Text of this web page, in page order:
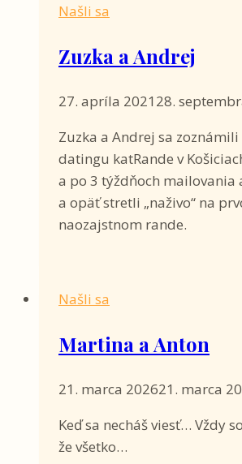
Našli sa
Zuzka a Andrej
27. apríla 2021 28.
Zuzka a Andrej sa zoznámili
datingu katRande v
a po 3 týždňoch mailovania
a opäť stretli „naživo“ na
naozajstnom rande.
Našli sa
Martina a Anton
21. marca 202621. marca
Keď sa necháš viesť… Vždy
že všetko…